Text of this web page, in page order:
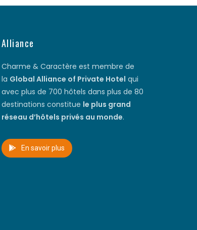
Alliance
Charme & Caractère est membre de
la Global Alliance of Private Hotel qui
avec plus de 700 hôtels dans plus de 80
destinations constitue le plus grand
réseau d’hôtels privés au monde.
En savoir plus